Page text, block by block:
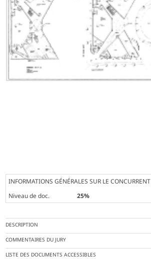
INFORMATIONS GÉNÉRALES SUR LE CONCURRENT
Niveau de doc.
25%
DESCRIPTION
COMMENTAIRES DU JURY
LISTE DES DOCUMENTS ACCESSIBLES